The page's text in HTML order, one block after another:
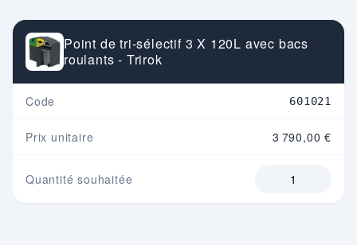
Point de tri-sélectif 3 X 120L avec bacs
roulants - Trirok
Code 601021
Prix unitaire 3 790,00 €
Quantité souhaitée